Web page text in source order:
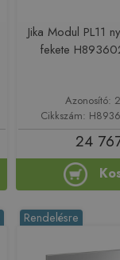
Jika Modul PL11
fekete
Azonosító:
Cikkszám:
24
Rendelésre